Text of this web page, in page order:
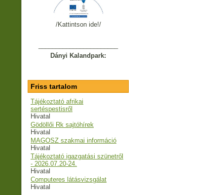
/Kattintson ide!/
Dányi Kalandpark:
Friss tartalom
Tájékoztató afrikai
sertéspestisről
Hivatal
Gödöllői Rk sajtóhírek
Hivatal
MAGOSZ szakmai információ
Hivatal
Tájékoztató igazgatási szünetről
- 2026.07.20-24.
Hivatal
Computeres látásvizsgálat
Hivatal